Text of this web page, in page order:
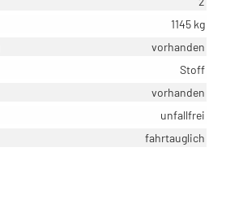
1145 kg
vorhanden
Stoff
vorhanden
unfallfrei
fahrtauglich